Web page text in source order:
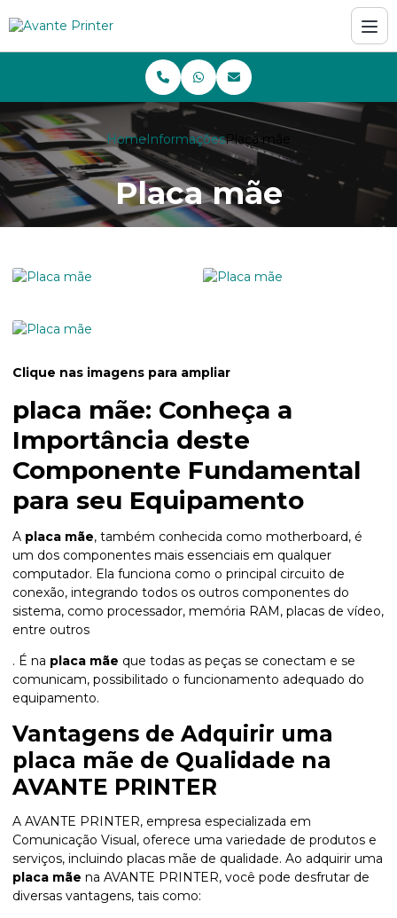
HomeInformaçõesPlaca mãe
Placa mãe
Clique nas imagens para ampliar
placa mãe: Conheça a
Importância deste
Componente Fundamental
para seu Equipamento
A placa mãe, também conhecida como motherboard, é
um dos componentes mais essenciais em qualquer
computador. Ela funciona como o principal circuito de
conexão, integrando todos os outros componentes do
sistema, como processador, memória RAM, placas de vídeo,
entre outros
. É na placa mãe que todas as peças se conectam e se
comunicam, possibilitado o funcionamento adequado do
equipamento.
Vantagens de Adquirir uma
placa mãe de Qualidade na
AVANTE PRINTER
A AVANTE PRINTER, empresa especializada em
Comunicação Visual, oferece uma variedade de produtos e
serviços, incluindo placas mãe de qualidade. Ao adquirir uma
placa mãe na AVANTE PRINTER, você pode desfrutar de
diversas vantagens, tais como: